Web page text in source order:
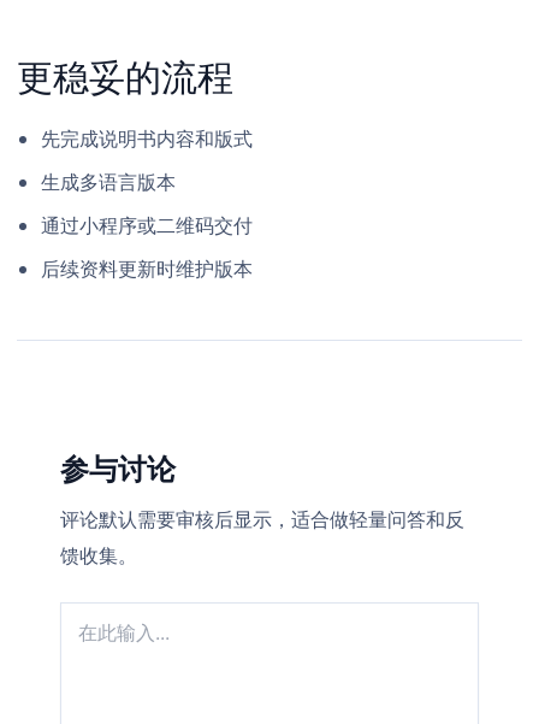
更稳妥的流程
先完成说明书内容和版式
生成多语言版本
通过小程序或二维码交付
后续资料更新时维护版本
参与讨论
评论默认需要审核后显示，适合做轻量问答和反
馈收集。